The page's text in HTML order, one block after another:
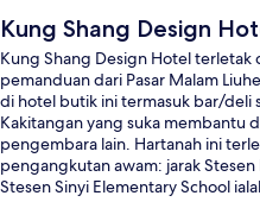
Kung Shang Design
Kung Shang Design Hotel terletak
pemanduan dari Pasar Malam
di hotel butik ini termasuk bar/deli
Kakitangan yang suka membantu
pengembara lain. Hartanah ini
pengangkutan awam: jarak
Stesen Sinyi Elementary School